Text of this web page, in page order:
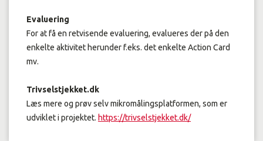
Evaluering
For at få en retvisende evaluering, evalueres der på den
enkelte aktivitet herunder f.eks. det enkelte Action Card
mv.
Trivselstjekket.dk
Læs mere og prøv selv mikromålingsplatformen, som er
udviklet i projektet. https://trivselstjekket.dk/